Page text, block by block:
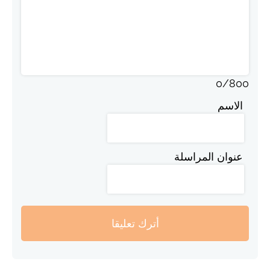
0/800
الاسم
عنوان المراسلة
أترك تعليقا